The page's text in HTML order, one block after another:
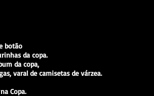
botão
da copa.
da copa,
varal de camisetas de várzea.
Copa.